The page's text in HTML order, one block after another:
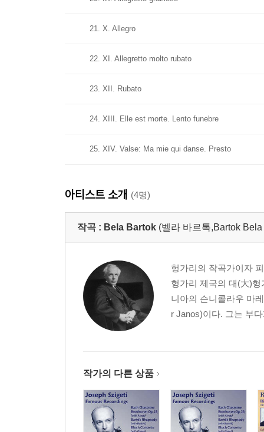
21. X. Allegro
22. XI. Allegretto molto rubato
23. XII. Rubato
24. XIII. Elle est morte. Lento funebre
25. XIV. Valse: Ma mie qui danse. Presto
아티스트 소개 (4명)
작곡 : Bela Bartok (벨라 바르톡,Bartok
헝가리의 작곡가이자
헝가리 제국의 대(大)
니아의 슨니콜라우 마
r Janos)이다. 그는 부
작가의 다른 상품